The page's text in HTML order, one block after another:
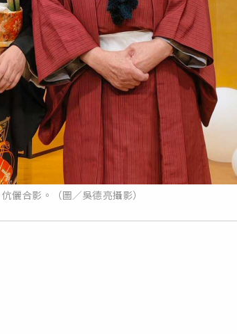
儷合影。（圖／吳德亮攝影）